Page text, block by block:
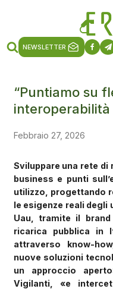
NEWSLETTER
“Puntiamo su
interoperabilità
Febbraio 27, 2026
Sviluppare una rete
business e punti
utilizzo, progettando
le esigenze reali degli
Uau, tramite il
ricarica pubblica in
attraverso know-
nuove soluzioni
un approccio
Vigilanti, «e